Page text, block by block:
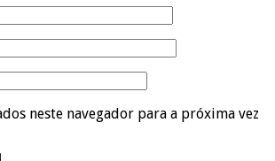
neste navegador para a próxima vez